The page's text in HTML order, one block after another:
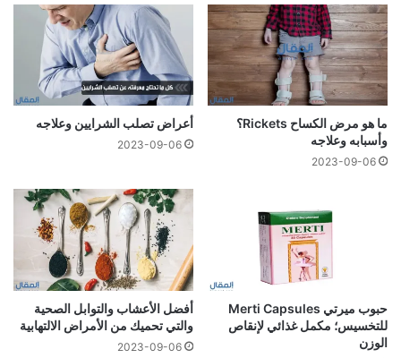
ما هو مرض الكساح Rickets؟
وأسبابه وعلاجه
2023-09-06
أعراض تصلب الشرايين وعلاجه
2023-09-06
حبوب ميرتي Merti Capsules
للتخسيس؛ مكمل غذائي لإنقاص
الوزن
أفضل الأعشاب والتوابل الصحية
والتي تحميك من الأمراض الالتهابية
2023-09-06